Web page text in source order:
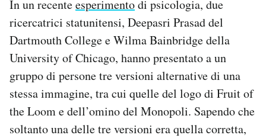
In un recenteesperimentodi psicologia, due
ricercatrici statunitensi, Deepasri Prasad del
Dartmouth College e Wilma Bainbridge della
University of Chicago, hanno presentato a un
gruppo di persone tre versioni alternative di una
stessa immagine, tra cui quelle del logo di Fruit of
the Loom e dell’omino del Monopoli. Sapendo che
soltanto una delle tre versioni era quella corretta,